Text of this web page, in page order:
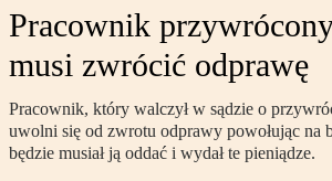
Pracownik
musi zwrócić odprawę
Pracownik, który walczył w sądzie o
uwolni się od zwrotu odprawy powołując na
będzie musiał ją oddać i wydał te pieniądze.